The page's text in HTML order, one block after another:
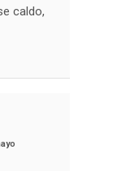
caldo,